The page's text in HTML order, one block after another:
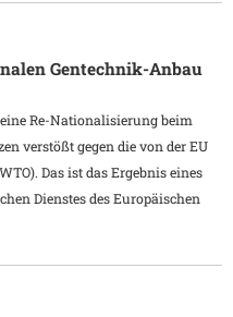
Gentechnik-Anbau
Re-Nationalisierung beim
verstößt gegen die von der EU
Das ist das Ergebnis eines
Dienstes des Europäischen